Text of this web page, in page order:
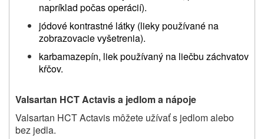
napríklad počas operácií).
jódové kontrastné látky (lieky používané na
zobrazovacie vyšetrenia).
karbamazepín, liek používaný na liečbu záchvatov
kŕčov.
Valsartan HCT Actavis a jedlom a nápoje
Valsartan HCT Actavis môžete užívať s jedlom alebo
bez jedla.